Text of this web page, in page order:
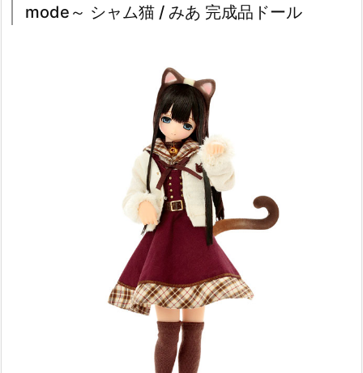
mode～ シャム猫 / みあ 完成品ドール